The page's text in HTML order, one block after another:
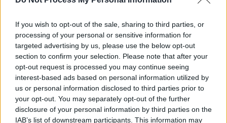
If you wish to opt-out of the sale, sharing to third parties, or
processing of your personal or sensitive information for
targeted advertising by us, please use the below opt-out
section to confirm your selection. Please note that after your
opt-out request is processed you may continue seeing
interest-based ads based on personal information utilized by
us or personal information disclosed to third parties prior to
your opt-out. You may separately opt-out of the further
disclosure of your personal information by third parties on the
IAB’s list of downstream participants. This information may
από τις πιοειλικρινείς και επιδραστικές